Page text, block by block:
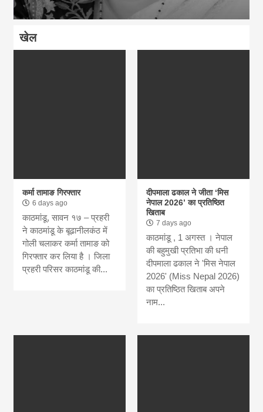
खेल
कर्मा तामाङ गिरफ्तार
6 days ago
काठमांडू, सावन १७ – प्रहरी
ने काठमांडू के बूढानीलकंठ में
गोली चलाकर कर्मा तामाङ को
गिरफ्तार कर लिया है । जिला
प्रहरी परिसर काठमांडू की...
दीपमाला ढकाल ने जीता ‘मिस
नेपाल 2026’ का प्रतिष्ठित
खिताब
7 days ago
काठमांडू , 1 अगस्त । नेपाल
की बहुमुखी प्रतिभा की धनी
दीपमाला ढकाल ने 'मिस नेपाल
2026' (Miss Nepal 2026)
का प्रतिष्ठित खिताब अपने
नाम...